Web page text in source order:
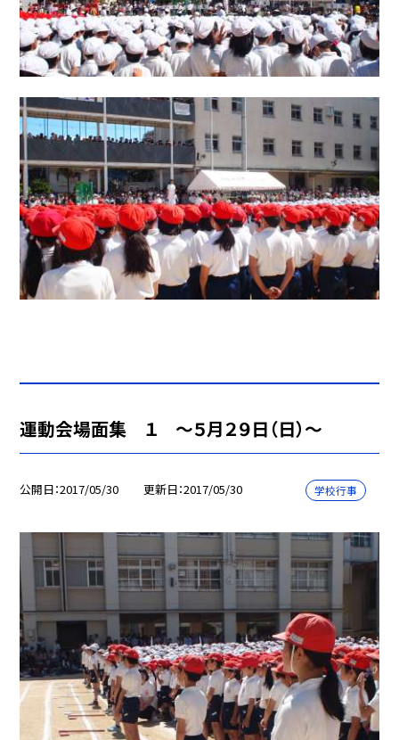
運動会場面集 １ 〜５月２９日（日）〜
公開日 2017/05/30 更新日 2017/05/30 学校行事